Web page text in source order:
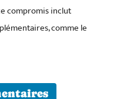
compromis inclut
comme le